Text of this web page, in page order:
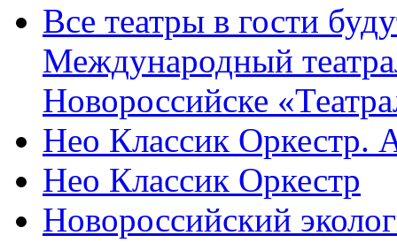
Все театры в гости
Международный
Новороссийске
Нео Классик Оркестр.
Нео Классик Оркестр
Новороссийский